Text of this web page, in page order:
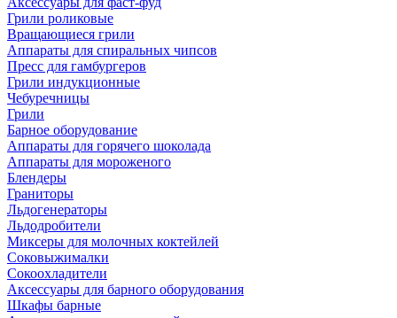
Грили роликовые
Вращающиеся грили
Аппараты для спиральных чипсов
Пресс для гамбургеров
Грили индукционные
Чебуречницы
Грили
Барное оборудование
Аппараты для горячего шоколада
Аппараты для мороженого
Блендеры
Граниторы
Льдогенераторы
Льдодробители
Миксеры для молочных коктейлей
Соковыжималки
Сокоохладители
Аксессуары для барного оборудования
Шкафы барные